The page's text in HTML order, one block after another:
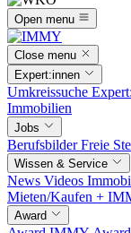
Open menu
Close menu
Expert:innen
Umkreissuche
Immobilien
Jobs
BerufsbilderFreie
Wissen & Service
News Videos
Mieten/Kaufen +
Award